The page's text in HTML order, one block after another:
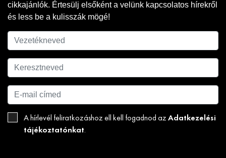
cikkajánlók. Értesülj elsőként a velünk kapcsolatos hírekről
és less be a kulisszák mögé!
A hírlevél feliratkozáshoz ell kell fogadnod az Adatkezelési
tájékoztatónkat.